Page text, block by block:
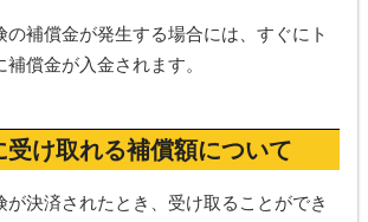
の補償金が発生する場合には、すぐにト
償金が入金されます。
受け取れる補償額について
が決済されたとき、受け取ることができ